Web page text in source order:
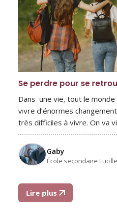
Se perdre pour se
Dans une vie, tout le monde
vivre d’énormes
très difficiles à vivre. On va
Gaby
École secondaire
Lire plus